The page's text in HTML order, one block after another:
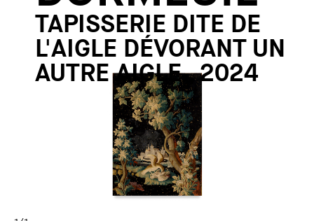
TAPISSERIE DITE DE
L'AIGLE DÉVORANT UN
AUTRE AIGLE , 2024